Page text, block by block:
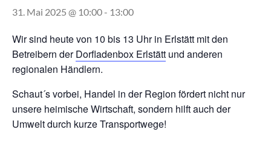
31. Mai 2025 @ 10:00- 13:00
Wir sind heute von 10 bis 13 Uhr in Erlstätt mit den
Betreibern derDorfladenbox Erlstätt und anderen
regionalen Händlern.
Schaut´s vorbei, Handel in der Region fördert nicht nur
unsere heimische Wirtschaft, sondern hilft auch der
Umwelt durch kurze Transportwege!